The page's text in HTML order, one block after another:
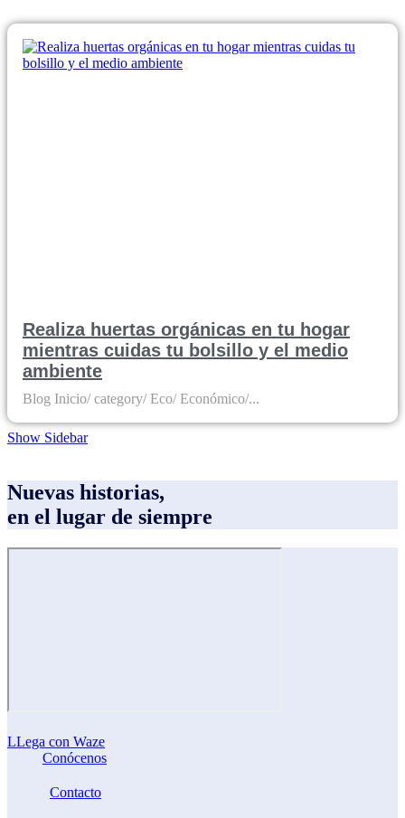
Realiza huertas orgánicas en tu hogar
mientras cuidas tu bolsillo y el medio
ambiente
Blog Inicio/ category/ Eco/ Económico/...
Show Sidebar
Nuevas historias,
en el lugar de siempre
LLega con Waze
Conócenos
Contacto